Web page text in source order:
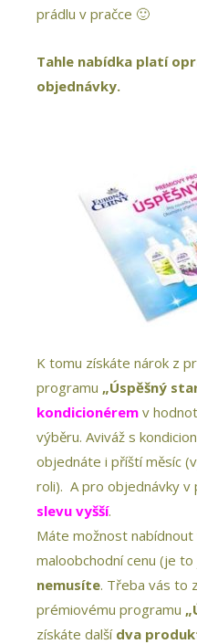
prádlu v pračce 🙂
Tahle nabídka platí
objednávky.
K tomu získáte nárok z
programu „Úspěšný
kondicionérem v
výběru. Aviváž s
objednáte i příští měsíc
roli). A pro objednávky v
slevu vyšší.
Máte možnost
maloobchodní cenu (je
nemusíte. Třeba vás to
prémiovému programu
získáte další dva